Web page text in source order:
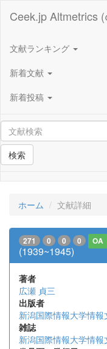
Ceek.jp Altmetrics
文献ランキング
新着文献
新着投稿
検索
ホーム 文献詳細
271 0 0 0 OA
(1939~1945)
著者
広瀬 貞三
出版者
新潟国際情報大学情報
雑誌
新潟国際情報大学情